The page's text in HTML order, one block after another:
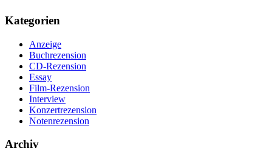
Kategorien
Anzeige
Buchrezension
CD-Rezension
Essay
Film-Rezension
Interview
Konzertrezension
Notenrezension
Archiv